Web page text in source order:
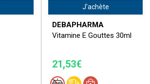
J'achète
DEBAPHARMA
Vitamine E Gouttes 30ml
21,53€